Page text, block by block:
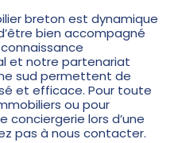
breton est dynamique
bien accompagné
et notre partenariat
sud permettent de
et efficace. Pour toute
ou pour
conciergerie lors d’une
pas à nous contacter.